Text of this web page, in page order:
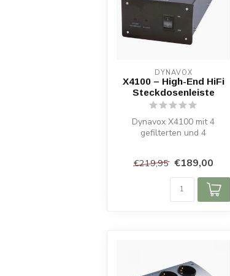
DYNAVOX
X4100 – High-End HiFi
Steckdosenleiste
Dynavox X4100 mit 4
gefilterten und 4
€219,95 €189,00